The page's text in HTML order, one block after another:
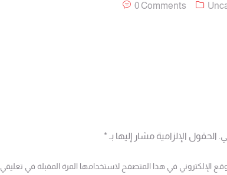
0 Comments
الحقول الإلزامية مشار إليها بـ *
الإلكتروني في هذا المتصفح لاستخدامها المرة المقبلة في تعليقي.